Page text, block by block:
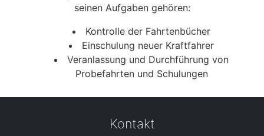
seinen Aufgaben gehören:
Kontrolle der Fahrtenbücher
Einschulung neuer Kraftfahrer
Veranlassung und Durchführung von
Probefahrten und Schulungen
Kontakt